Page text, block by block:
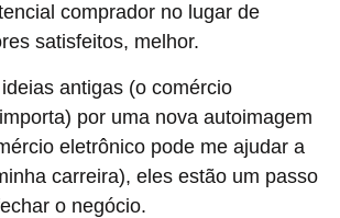
comprador no lugar de
satisfeitos, melhor.
antigas (o comércio
por uma nova autoimagem
eletrônico pode me ajudar a
carreira), eles estão um passo
o negócio.